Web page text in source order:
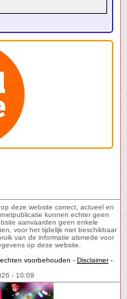
deze website correct, actueel en
kunnen echter geen
aanvaarden geen enkele
voor het tijdelijk niet beschikbaar
van de informatie alsmede voor
op deze website.
voorbehouden - Disclaimer-
- 10:09